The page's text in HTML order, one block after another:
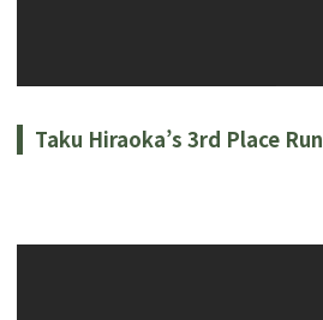
Taku Hiraoka’s 3rd Place Run